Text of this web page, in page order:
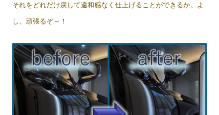
それをどれだけ戻して違和感なく仕上げることができるか。よ
し、頑張るぞ～！